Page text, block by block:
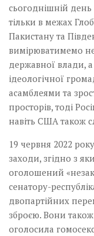
сьогоднішній
тільки в межах
Пакистану та
вимірюватимемо
державної влади,
ідеологічної
асамблеями та
просторів, тоді
навіть США також
19 червня 2022
заходи, згідно з
оголошений
сенатору-
двопартійних
зброєю. Вони
оголосила